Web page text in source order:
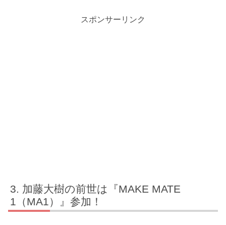
スポンサーリンク
加藤大樹の前世は『MAKE MATE
1（MA1）』参加！